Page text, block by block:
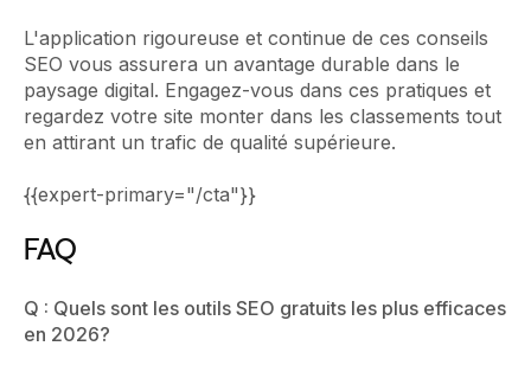
L'application rigoureuse et continue de ces conseils
SEO vous assurera un avantage durable dans le
paysage digital. Engagez-vous dans ces pratiques et
regardez votre site monter dans les classements tout
en attirant un trafic de qualité supérieure.
{{expert-primary="/cta"}}
FAQ
Q : Quels sont les outils SEO gratuits les plus efficaces
en 2026?